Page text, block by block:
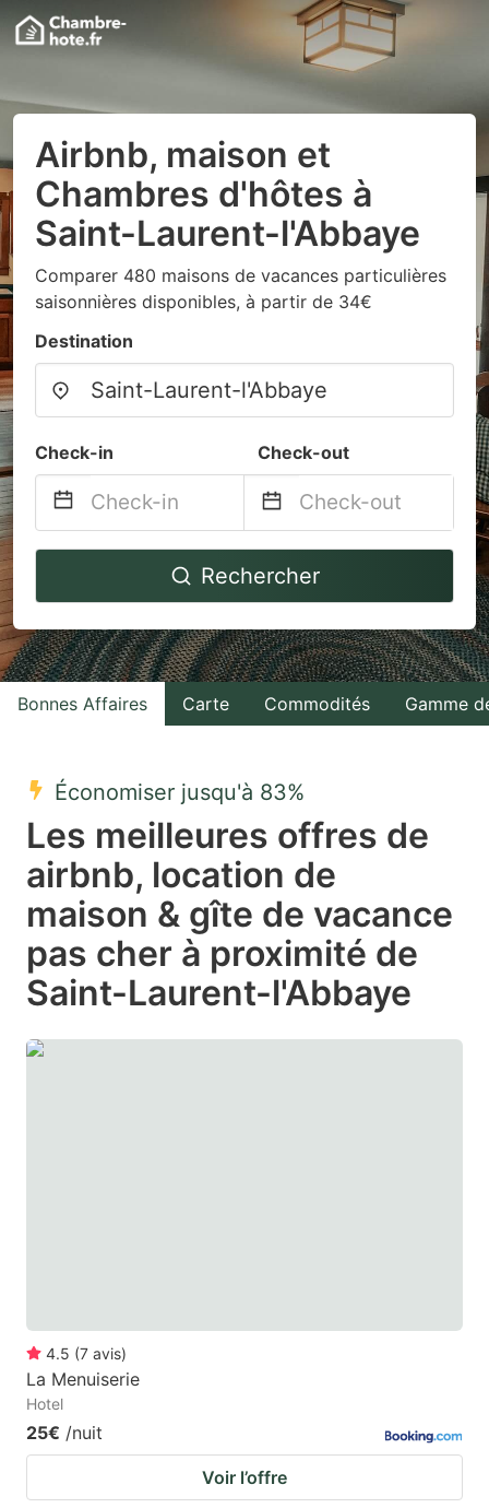
Airbnb, maison et
Chambres d'hôtes à
Saint-Laurent-l'Abbaye
Comparer 480 maisons de vacances particulières
saisonnières disponibles, à partir de 34€
Destination
Check-in Check-out
Navigate
to
interact
with
the
select
date.
Press
the
question
mark
key
Navigate
backward
to
interact
with
the
select
a
date.
Press
the
question
mark
key
Rechercher
Bonnes Affaires Carte Commodités Gamme
Économiser jusqu'à 83%
Les meilleures offres de
airbnb, location de
maison & gîte de vacance
pas cher à proximité de
Saint-Laurent-l'Abbaye
4.5 (7 avis)
La Menuiserie
Hotel
25€ /nuit
Voir l’offre